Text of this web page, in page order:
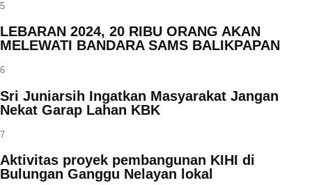
5
LEBARAN 2024, 20 RIBU ORANG AKAN
MELEWATI BANDARA SAMS BALIKPAPAN
6
Sri Juniarsih Ingatkan Masyarakat Jangan
Nekat Garap Lahan KBK
7
Aktivitas proyek pembangunan KIHI di
Bulungan Ganggu Nelayan lokal